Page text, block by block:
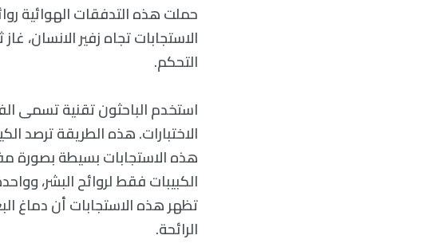
حملت هذه التدفقات الهوائية
الاستجابات تجاه زفير الانسان،
التحكم.
استخدم الباحثون تقنية تسمى
الاختبارات. هذه الطريقة ترصد
هذه الاستجابات بسيطة بصورة
الكبيبات فقط لروائح البشر،
تظهر هذه الاستجابات أن دماغ
الرائحة.